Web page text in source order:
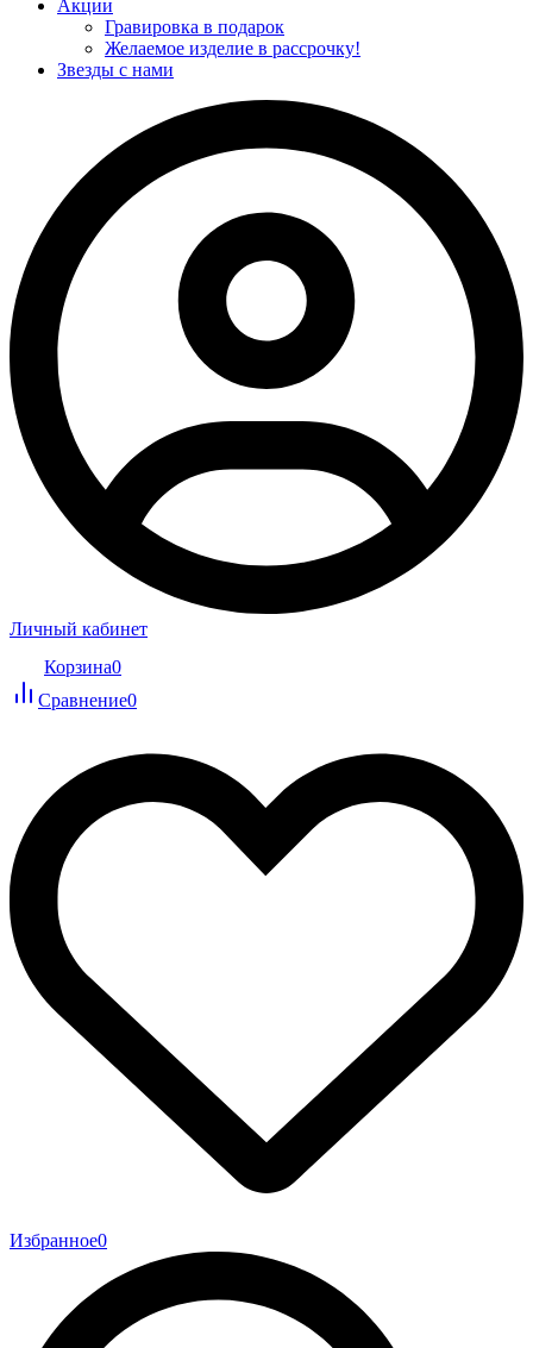
Акции
Гравировка в подарок
Желаемое изделие в рассрочку!
Звезды с нами
Личный кабинет
Корзина0
Сравнение0
Избранное0